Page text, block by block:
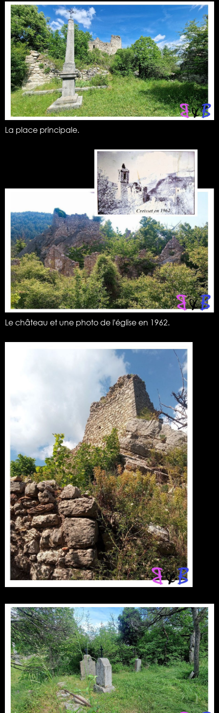
La place principale.
Le château et une photo de l'église en 1962.